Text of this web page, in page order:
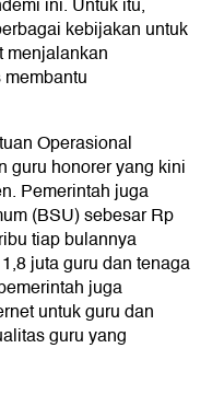
ini. Untuk itu,
kebijakan untuk
menjalankan
Operasional
guru honorer yang kini
Pemerintah juga
(BSU) sebesar Rp
tiap bulannya
juta guru dan tenaga
juga
untuk guru dan
guru yang